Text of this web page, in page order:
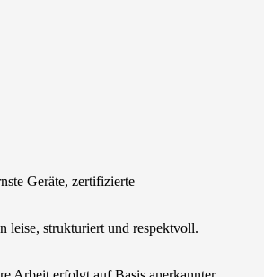
Geräte, zertifizierte
leise, strukturiert und respektvoll.